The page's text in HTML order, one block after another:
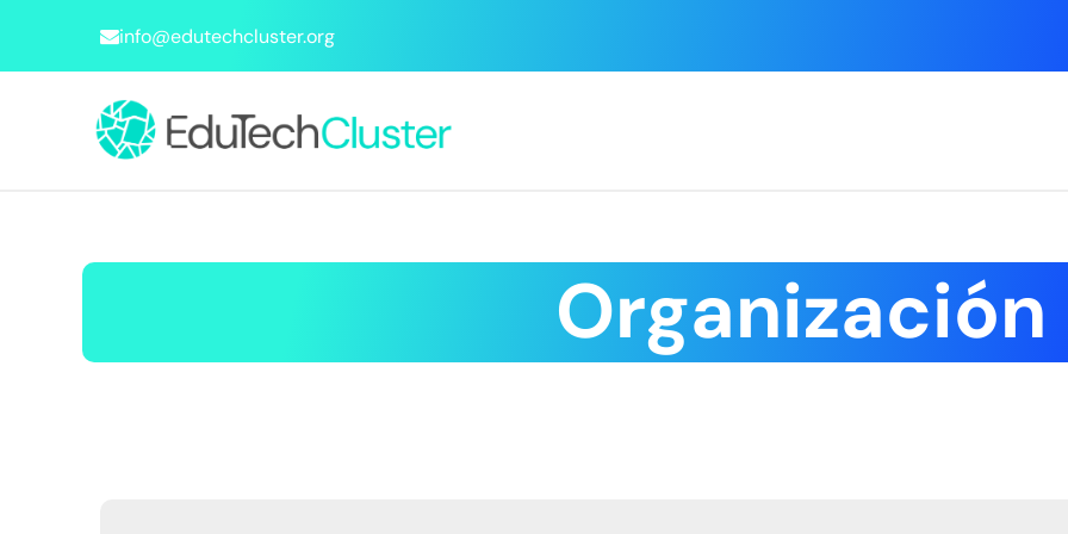
info@edutechcluster.org